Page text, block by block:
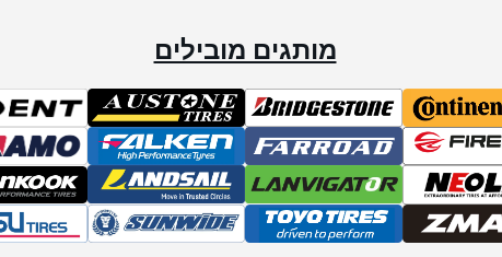
מותגים מובילים